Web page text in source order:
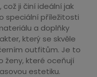
ji činí ideální jak
speciální příležitosti
a doplňky
který se skvěle
outfitům. Je to
ženy, které oceňují
estetiku.